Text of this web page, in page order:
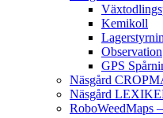
Kemikoll
Observation
GPS
Näsgård
Näsgård
RoboWeedMaps